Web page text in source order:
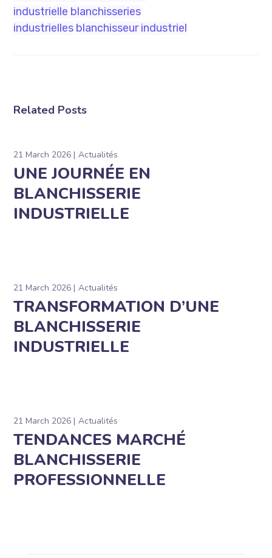
industrielle blanchisseries
industrielles blanchisseur industriel
Related Posts
21 March 2026 Actualités
UNE JOURNÉE EN
BLANCHISSERIE
INDUSTRIELLE
21 March 2026 Actualités
TRANSFORMATION D’UNE
BLANCHISSERIE
INDUSTRIELLE
21 March 2026 Actualités
TENDANCES MARCHÉ
BLANCHISSERIE
PROFESSIONNELLE